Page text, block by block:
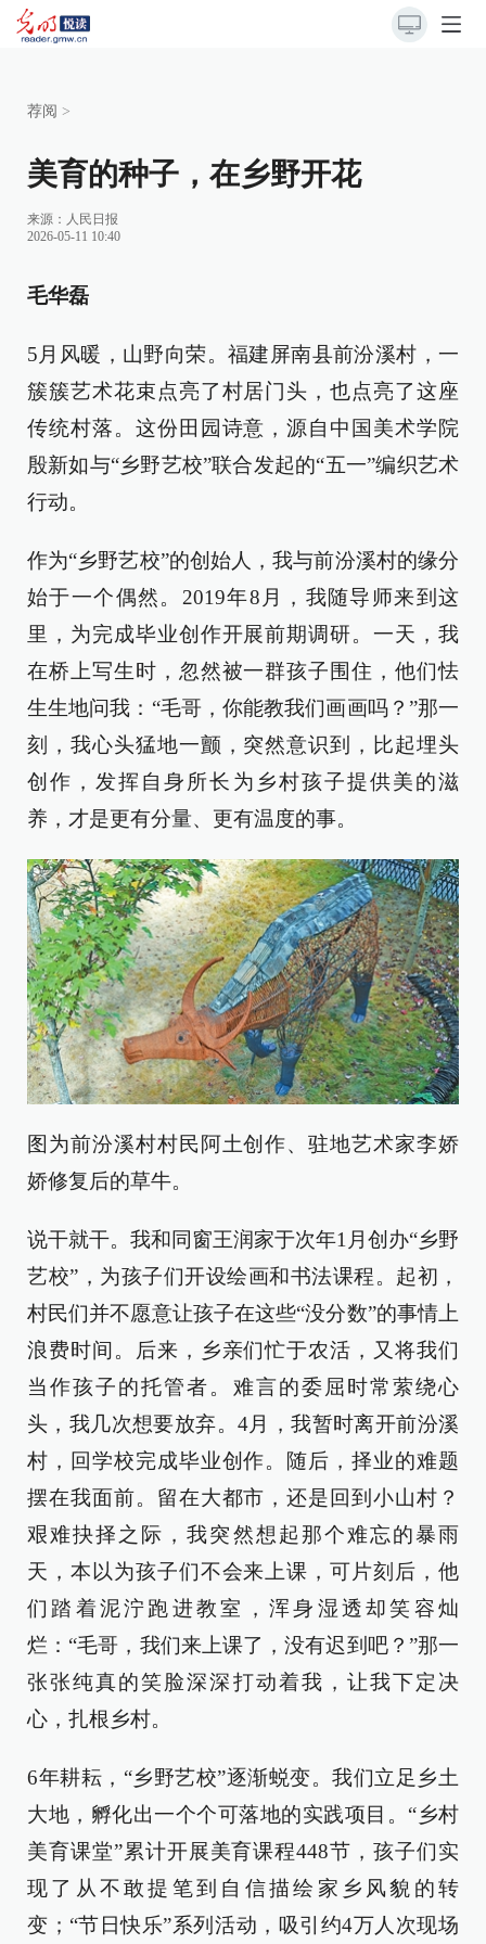
荐阅 >
美育的种子，在乡野开花
来源： 人民日报
2026-05-11 10:40
毛华磊
5月风暖，山野向荣。福建屏南县前汾溪村，一
簇簇艺术花束点亮了村居门头，也点亮了这座
传统村落。这份田园诗意，源自中国美术学院
殷新如与“乡野艺校”联合发起的“五一”编织艺术
行动。
作为“乡野艺校”的创始人，我与前汾溪村的缘分
始于一个偶然。2019年8月，我随导师来到这
里，为完成毕业创作开展前期调研。一天，我
在桥上写生时，忽然被一群孩子围住，他们怯
生生地问我：“毛哥，你能教我们画画吗？”那一
刻，我心头猛地一颤，突然意识到，比起埋头
创作，发挥自身所长为乡村孩子提供美的滋
养，才是更有分量、更有温度的事。
图为前汾溪村村民阿土创作、驻地艺术家李娇
娇修复后的草牛。
说干就干。我和同窗王润家于次年1月创办“乡野
艺校”，为孩子们开设绘画和书法课程。起初，
村民们并不愿意让孩子在这些“没分数”的事情上
浪费时间。后来，乡亲们忙于农活，又将我们
当作孩子的托管者。难言的委屈时常萦绕心
头，我几次想要放弃。4月，我暂时离开前汾溪
村，回学校完成毕业创作。随后，择业的难题
摆在我面前。留在大都市，还是回到小山村？
艰难抉择之际，我突然想起那个难忘的暴雨
天，本以为孩子们不会来上课，可片刻后，他
们踏着泥泞跑进教室，浑身湿透却笑容灿
烂：“毛哥，我们来上课了，没有迟到吧？”那一
张张纯真的笑脸深深打动着我，让我下定决
心，扎根乡村。
6年耕耘，“乡野艺校”逐渐蜕变。我们立足乡土
大地，孵化出一个个可落地的实践项目。“乡村
美育课堂”累计开展美育课程448节，孩子们实
现了从不敢提笔到自信描绘家乡风貌的转
变；“节日快乐”系列活动，吸引约4万人次现场